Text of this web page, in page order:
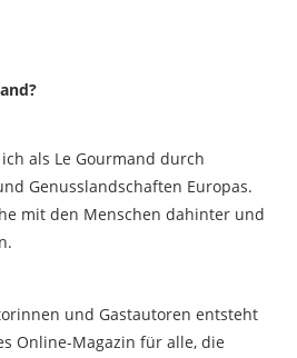
als Le Gourmand durch
Genusslandschaften Europas.
mit den Menschen dahinter und
und Gastautoren entsteht
Online-Magazin für alle, die